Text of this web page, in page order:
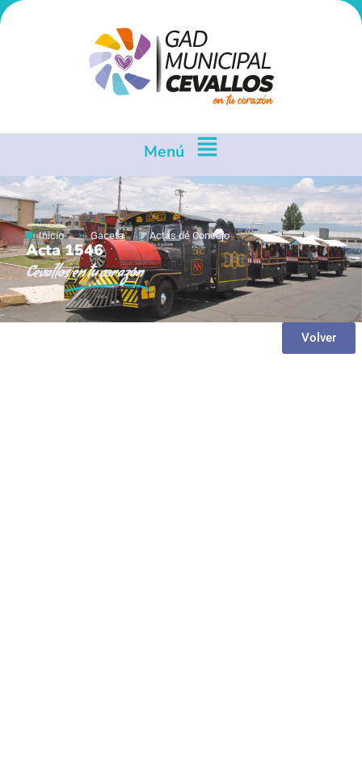
Menú
Inicio Gaceta Actas de Concejo
Acta 1546
Cevallosen tu corazón
Volver